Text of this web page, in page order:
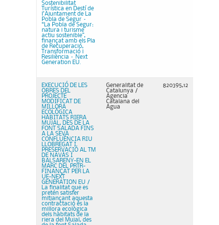
Sostenibilitat
Turística en Destí de
l’Ajuntament de La
Pobla de Segur –
“La Pobla de Segur:
natura i turisme
actiu sostenible”,
finançat amb els Pla
de Recuperació,
Transformació i
Resiliència – Next
Generation EU.
EXECUCIÓ DE LES
OBRES DEL
PROJECTE
MODIFICAT DE
MILLORA
ECOLÒGICA
HÀBITATS RIERA
MUJAL, DES DE LA
FONT SALADA FINS
A LA SEVA
CONFLUÈNCIA RIU
LLOBREGAT I
PRESERVACIÓ AL TM
DE NAVÀS I
BALSARENY-EN EL
MARC DEL PRTR-
FINANÇAT PER LA
UE-NEXT
GENERATION EU /
La finalitat que es
pretén satisfer
mitjançant aquesta
contractació és la
millora ecològica
dels hàbitats de la
riera del Mujal, des
Generalitat de
Catalunya /
Agencia
Catalana del
Agua
820395,12